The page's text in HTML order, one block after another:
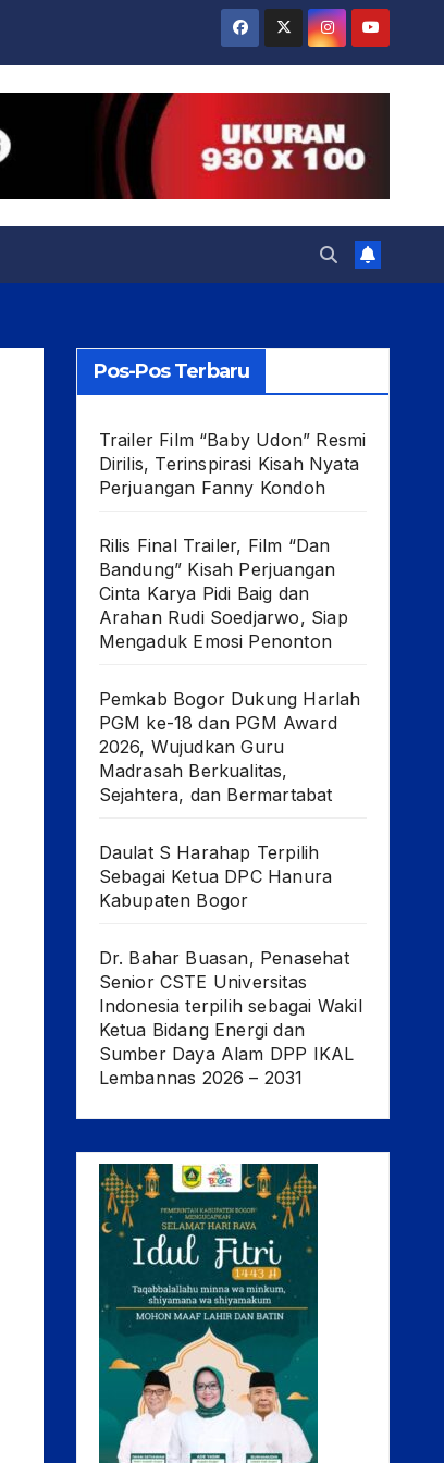
Pos-Pos Terbaru
Trailer Film “Baby Udon” Resmi
Dirilis, Terinspirasi Kisah Nyata
Perjuangan Fanny Kondoh
Rilis Final Trailer, Film “Dan
Bandung” Kisah Perjuangan
Cinta Karya Pidi Baig dan
Arahan Rudi Soedjarwo, Siap
Mengaduk Emosi Penonton
Pemkab Bogor Dukung Harlah
PGM ke-18 dan PGM Award
2026, Wujudkan Guru
Madrasah Berkualitas,
Sejahtera, dan Bermartabat
Daulat S Harahap Terpilih
Sebagai Ketua DPC Hanura
Kabupaten Bogor
Dr. Bahar Buasan, Penasehat
Senior CSTE Universitas
Indonesia terpilih sebagai Wakil
Ketua Bidang Energi dan
Sumber Daya Alam DPP IKAL
Lembannas 2026 – 2031